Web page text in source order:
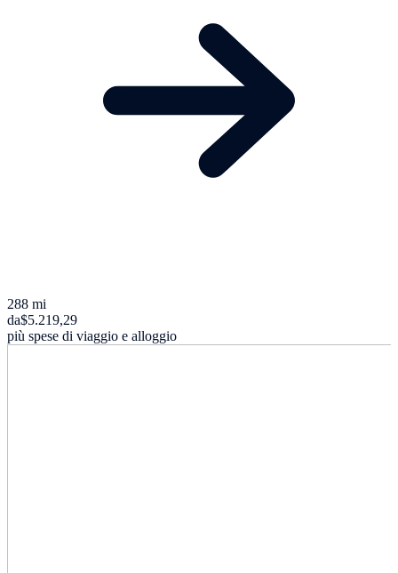
288 mi
da$5.219,29
più spese di viaggio e alloggio